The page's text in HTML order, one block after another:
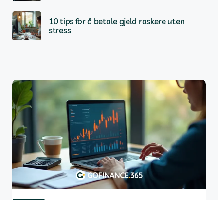
10 tips for å betale gjeld raskere uten
stress